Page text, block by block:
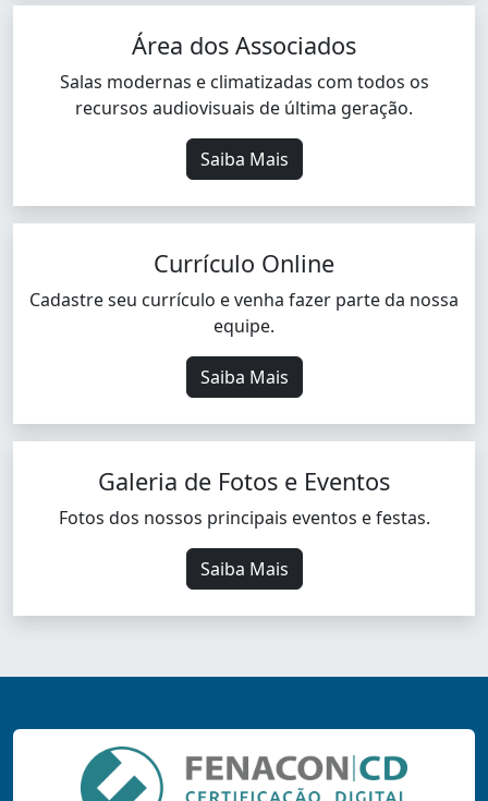
Área dos Associados
Salas modernas e climatizadas com todos os
recursos audiovisuais de última geração.
Saiba Mais
Currículo Online
Cadastre seu currículo e venha fazer parte da nossa
equipe.
Saiba Mais
Galeria de Fotos e Eventos
Fotos dos nossos principais eventos e festas.
Saiba Mais